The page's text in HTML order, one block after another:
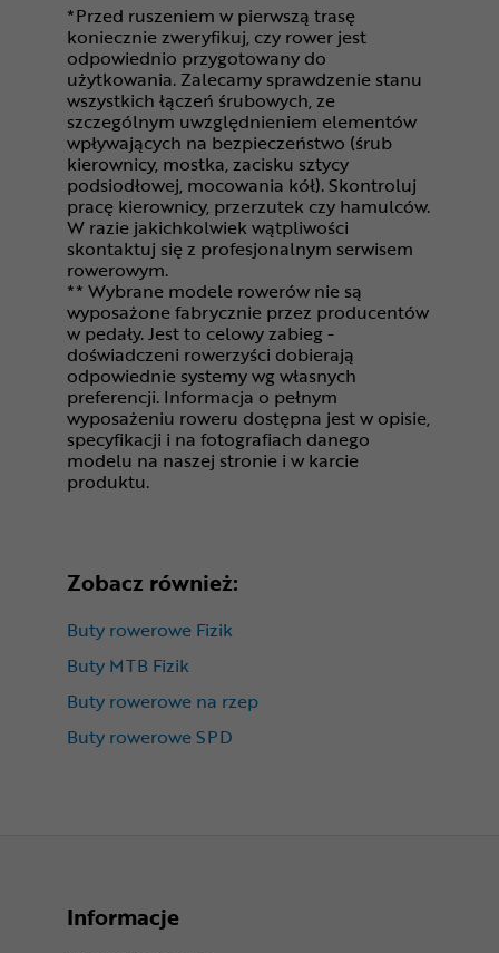
*Przed ruszeniem w pierwszą trasę
koniecznie zweryfikuj, czy rower jest
odpowiednio przygotowany do
użytkowania. Zalecamy sprawdzenie stanu
wszystkich łączeń śrubowych, ze
szczególnym uwzględnieniem elementów
wpływających na bezpieczeństwo (śrub
kierownicy, mostka, zacisku sztycy
podsiodłowej, mocowania kół). Skontroluj
pracę kierownicy, przerzutek czy hamulców.
W razie jakichkolwiek wątpliwości
skontaktuj się z profesjonalnym serwisem
rowerowym.
** Wybrane modele rowerów nie są
wyposażone fabrycznie przez producentów
w pedały. Jest to celowy zabieg -
doświadczeni rowerzyści dobierają
odpowiednie systemy wg własnych
preferencji. Informacja o pełnym
wyposażeniu roweru dostępna jest w opisie,
specyfikacji i na fotografiach danego
modelu na naszej stronie i w karcie
produktu.
Zobacz również:
Buty rowerowe Fizik
Buty MTB Fizik
Buty rowerowe na rzep
Buty rowerowe SPD
Informacje